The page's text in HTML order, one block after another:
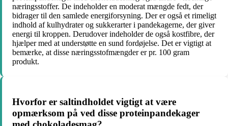
næringsstoffer. De indeholder en moderat mængde fedt, der
bidrager til den samlede energiforsyning. Der er også et rimeligt
indhold af kulhydrater og sukkerarter i pandekagerne, der giver
energi til kroppen. Derudover indeholder de også kostfibre, der
hjælper med at understøtte en sund fordøjelse. Det er vigtigt at
bemærke, at disse næringsstofmængder er pr. 100 gram
produkt.
Hvorfor er saltindholdet vigtigt at være
opmærksom på ved disse proteinpandekager